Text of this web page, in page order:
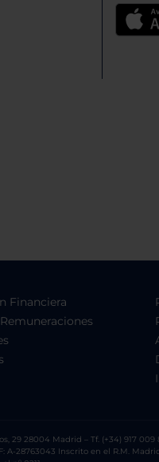
Financiera
29 28004 Madrid – Tf. (+34) 917 009
28763043 Inscrito en el R.M.